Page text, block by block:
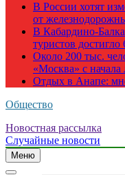
В России хотят
от
В Кабардино-
туристов достигло
Около 200 тыс.
«Москва» с начала
Отдых в Анапе:
Общество
Новостная рассылка
Случайные новости
Меню